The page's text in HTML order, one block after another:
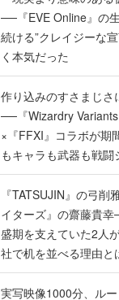
作り込みのすさまじさ
──『Wizardry Variants
×『FFXI』コラボが期
もキャラも武器も戦闘
で作り込まれた理由を
く
『TATSUJIN』の弓削
イターズ』の齋藤貴幸
盛期を支えていた2人
社で机を並べる理由
『TATSUJIN
んだレジェンド2人に
実写映像1000分、ル
上。配信開始5日で100
発の実写インタラクテ
『盛世天下：女帝への